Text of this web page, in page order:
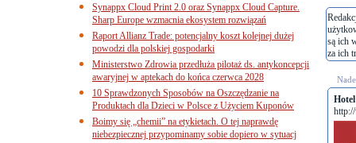
są ich
za ich
Synappx Cloud Print 2.0 oraz Synappx Cloud Capture.
Sharp Europe wzmacnia ekosystem rozwiązań
Raport Allianz Trade: potencjalny koszt kolejnej dużej
powodzi dla polskiej gospodarki
Ministerstwo Zdrowia przedłuża pilotaż ds. antykoncepcji
awaryjnej w aptekach do końca czerwca 2028
10 Sprawdzonych Sposobów na Oszczędzanie na
Produktach dla Dzieci w Polsce z Użyciem Kuponów
Boimy się „chemii” na etykietach. O tej naprawdę
niebezpiecznej przypominamy sobie dopiero w sytuacj